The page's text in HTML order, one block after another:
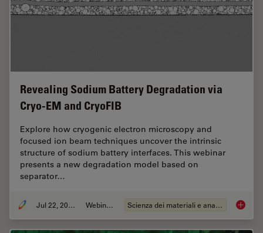
Revealing Sodium Battery Degradation via
Cryo-EM and CryoFIB
Explore how cryogenic electron microscopy and
focused ion beam techniques uncover the intrinsic
structure of sodium battery interfaces. This webinar
presents a new degradation model based on
separator…
Jul 22, 2025 Webinar: Scienza dei materiali e analisi